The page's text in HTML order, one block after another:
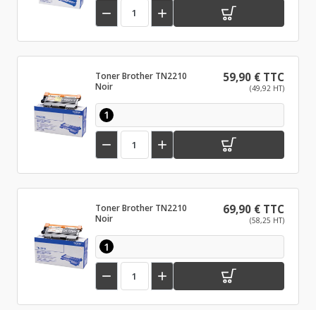
 
Toner Brother TN2210
Noir
59,90 € TTC
(49,92 HT)
1
 
Toner Brother TN2210
Noir
69,90 € TTC
(58,25 HT)
1
 